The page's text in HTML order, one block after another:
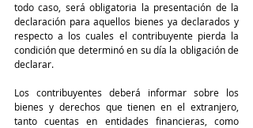
todo caso, será obligatoria la presentación de la
declaración para aquellos bienes ya declarados y
respecto a los cuales el contribuyente pierda la
condición que determinó en su día la obligación de
declarar.
Los contribuyentes deberá informar sobre los
bienes y derechos que tienen en el extranjero,
tanto cuentas en entidades financieras, como